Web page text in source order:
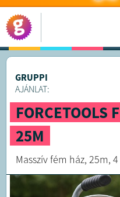
GRUPPI
AJÁNLAT:
FORCETOOLS
25M
Masszív fém ház, 25m,